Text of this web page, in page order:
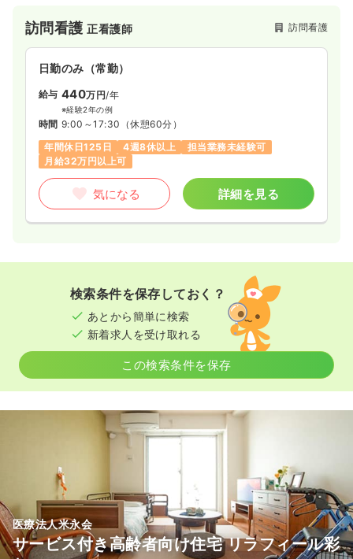
訪問看護正看護師 訪問看護
日勤のみ（常勤）
給与 440万円/年
※経験2年の例
時間 9:00～17:30 （休憩60分）
年間休日125日
4週8休以上
担当業務未経験可
月給32万円以上可
気になる 詳細を見る
検索条件を保存しておく？
あとから簡単に検索
新着求人を受け取れる
この検索条件を保存
医療法人米永会
サービス付き高齢者向け住宅 リラフィール彩